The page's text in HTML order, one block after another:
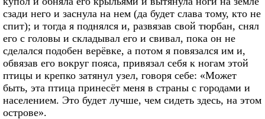
сзади него и заснула на нем (да будет слава тому, кто не
спит); и тогда я поднялся и, развязав свой тюрбан, снял
его с головы и складывал его и свивал, пока он не
сделался подобен верёвке, а потом я повязался им и,
обвязав его вокруг пояса, привязал себя к ногам этой
птицы и крепко затянул узел, говоря себе: «Может
быть, эта птица принесёт меня в страны с городами и
населением. Это будет лучше, чем сидеть здесь, на этом
острове».